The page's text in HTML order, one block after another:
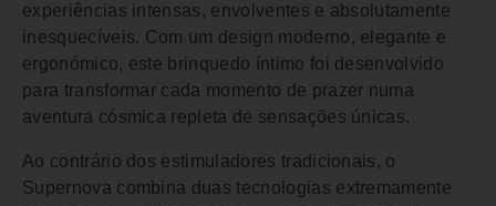
experiências intensas, envolventes e absolutamente
inesquecíveis. Com um design moderno, elegante e
ergonómico, este brinquedo íntimo foi desenvolvido
para transformar cada momento de prazer numa
aventura cósmica repleta de sensações únicas.
Ao contrário dos estimuladores tradicionais, o
Supernova combina duas tecnologias extremamente